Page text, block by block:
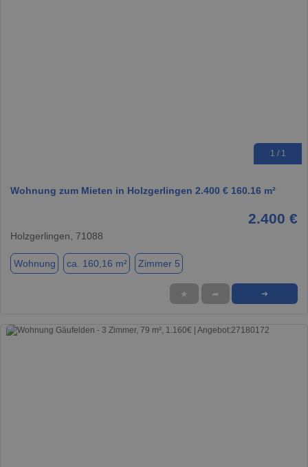
1 / 1
Wohnung zum Mieten in Holzgerlingen 2.400 € 160.16 m²
2.400 €
Holzgerlingen, 71088
Wohnung ca. 160,16 m² Zimmer 5
★ ➦ ➜